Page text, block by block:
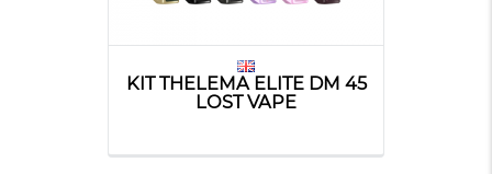
KIT THELEMA ELITE DM 45
LOST VAPE